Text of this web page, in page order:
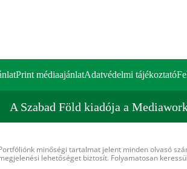
Print médiaajánlatAdatvédelmi tájékoztató
A Szabad Föld kiadója a
minőségi tartalmat jelent minden olvasó
lehetőséget biztosít. Folyamatosan